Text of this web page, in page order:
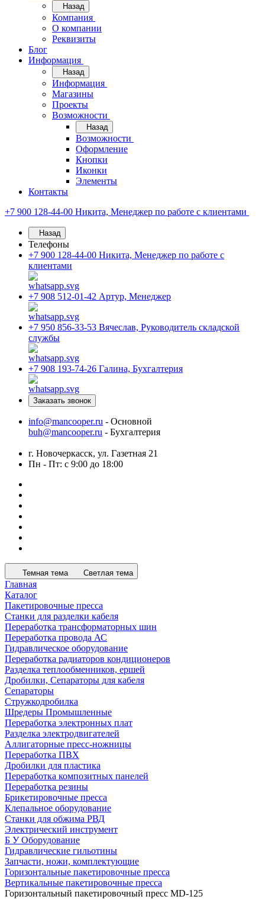
Назад
Компания
О компании
Реквизиты
Блог
Информация
Назад
Информация
Магазины
Проекты
Возможности
Назад
Возможности
Оформление
Кнопки
Иконки
Элементы
Контакты
+7 900 128-44-00 Никита, Менеджер по работе с клиентами
Назад
Телефоны
+7 900 128-44-00 Никита, Менеджер по работе с
клиентами
+7 908 512-01-42 Артур, Менеджер
+7 950 856-33-53 Вячеслав, Руководитель складской
службы
+7 908 193-74-26 Галина, Бухгалтерия
Заказать звонок
info@mancooper.ru - Основной
buh@mancooper.ru - Бухгалтерия
г. Новочеркасск, ул. Газетная 21
Пн - Пт: с 9:00 до 18:00
Темная тема Светлая тема
Главная
Каталог
Пакетировочные пресса
Станки для разделки кабеля
Переработка трансформаторных шин
Переработка провода АС
Гидравлическое оборудование
Переработка радиаторов кондиционеров
Разделка теплообменников, ершей
Дробилки, Сепараторы для кабеля
Сепараторы
Стружкодробилка
Шредеры Промышленные
Переработка электронных плат
Разделка электродвигателей
Аллигаторные пресс-ножницы
Переработка ПВХ
Дробилки для пластика
Переработка композитных панелей
Переработка резины
Брикетировочные пресса
Клепальное оборудование
Станки для обжима РВД
Электрический инструмент
Б У Оборудование
Гидравлические гильотины
Запчасти, ножи, комплектующие
Горизонтальные пакетировочные пресса
Вертикальные пакетировочные пресса
Горизонтальный пакетировочный пресс MD-125